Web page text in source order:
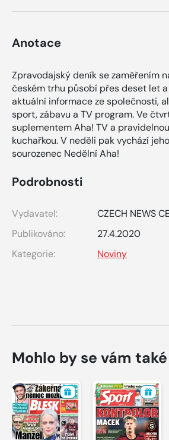
Anotace
Zpravodajský deník se zaměřením
českém trhu působí přes deset let
aktuální informace ze společnosti,
sport, zábavu a TV program. Ve
suplementem Aha! TV a
kuchařkou. V neděli pak vychází
sourozenec Nedělní Aha!
Podrobnosti
Vydavatel:
CZECH NEWS
Publikováno:
27.4.2020
Kategorie:
Noviny
Mohlo by se vám